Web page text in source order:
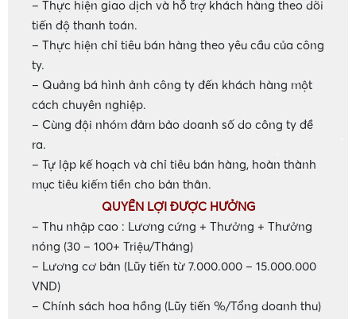
– Thực hiện giao dịch và hỗ trợ khách hàng theo dõi
tiến độ thanh toán.
– Thực hiện chỉ tiêu bán hàng theo yêu cầu của công
ty.
– Quảng bá hình ảnh công ty đến khách hàng một
cách chuyên nghiệp.
– Cùng đội nhóm đảm bảo doanh số do công ty đề
ra.
– Tự lập kế hoạch và chỉ tiêu bán hàng, hoàn thành
mục tiêu kiếm tiền cho bản thân.
QUYỀN LỢI ĐƯỢC HƯỞNG
– Thu nhập cao : Lương cứng + Thưởng + Thưởng
nóng (30 – 100+ Triệu/Tháng)
– Lương cơ bản (Lũy tiến từ 7.000.000 – 15.000.000
VND)
– Chính sách hoa hồng (Lũy tiến %/Tổng doanh thu)